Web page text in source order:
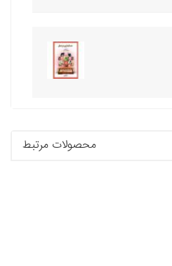
محصولات مرتبط